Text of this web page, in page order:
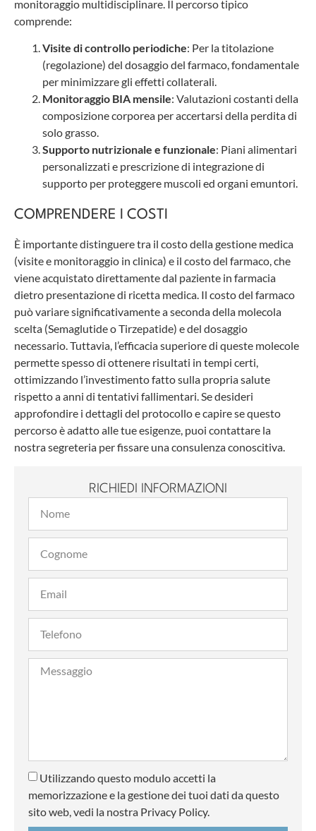
monitoraggio multidisciplinare. Il percorso tipico
comprende:
Visite di controllo periodiche: Per la titolazione
(regolazione) del dosaggio del farmaco, fondamentale
per minimizzare gli effetti collaterali.
Monitoraggio BIA mensile: Valutazioni costanti della
composizione corporea per accertarsi della perdita di
solo grasso.
Supporto nutrizionale e funzionale: Piani alimentari
personalizzati e prescrizione di integrazione di
supporto per proteggere muscoli ed organi emuntori.
COMPRENDERE I COSTI
È importante distinguere tra il costo della gestione medica
(visite e monitoraggio in clinica) e il costo del farmaco, che
viene acquistato direttamente dal paziente in farmacia
dietro presentazione di ricetta medica. Il costo del farmaco
può variare significativamente a seconda della molecola
scelta (Semaglutide o Tirzepatide) e del dosaggio
necessario. Tuttavia, l’efficacia superiore di queste molecole
permette spesso di ottenere risultati in tempi certi,
ottimizzando l’investimento fatto sulla propria salute
rispetto a anni di tentativi fallimentari. Se desideri
approfondire i dettagli del protocollo e capire se questo
percorso è adatto alle tue esigenze, puoi contattare la
nostra segreteria per fissare una consulenza conoscitiva.
RICHIEDI INFORMAZIONI
Utilizzando questo modulo accetti la
memorizzazione e la gestione dei tuoi dati da questo
sito web, vedi la nostra Privacy Policy.